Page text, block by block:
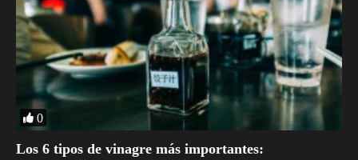
0
Los 6 tipos de vinagre más importantes: